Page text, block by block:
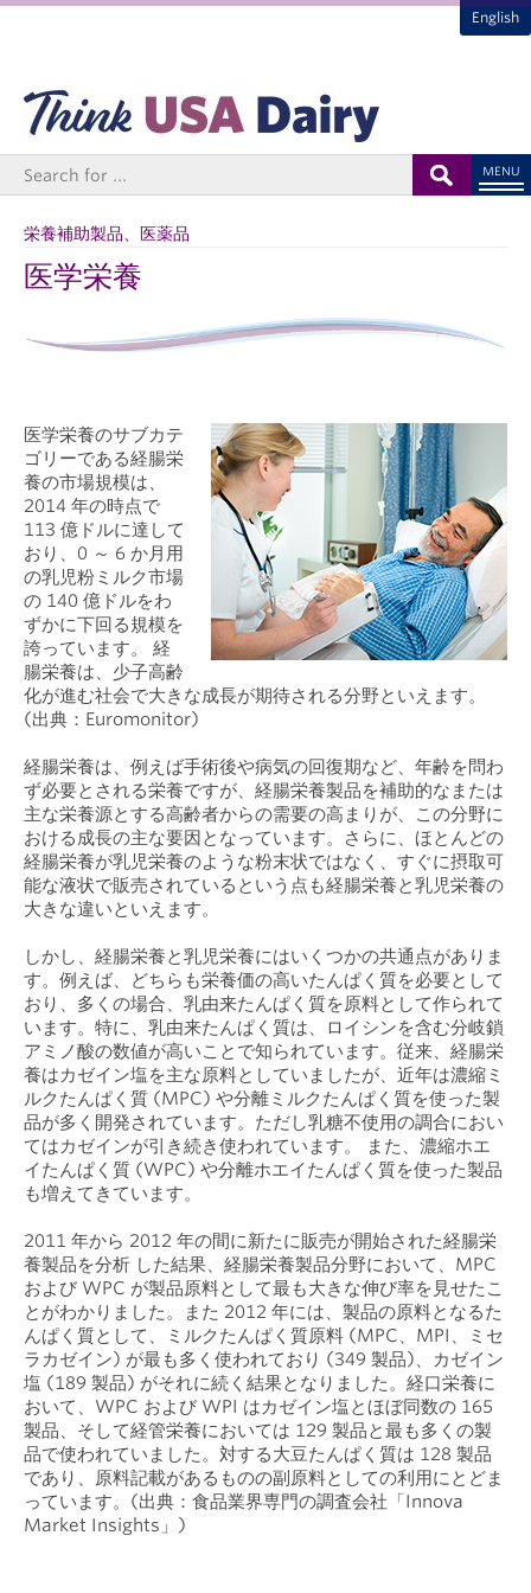
English
MENU
栄養補助製品、医薬品
医学栄養
医学栄養のサブカテ
ゴリーである経腸栄
養の市場規模は、
2014 年の時点で
113 億ドルに達して
おり、0 ～ 6 か月用
の乳児粉ミルク市場
の 140 億ドルをわ
ずかに下回る規模を
誇っています。 経
腸栄養は、少子高齢
化が進む社会で大きな成長が期待される分野といえます。
(出典：Euromonitor)
経腸栄養は、例えば手術後や病気の回復期など、年齢を問わ
ず必要とされる栄養ですが、経腸栄養製品を補助的なまたは
主な栄養源とする高齢者からの需要の高まりが、この分野に
おける成長の主な要因となっています。さらに、ほとんどの
経腸栄養が乳児栄養のような粉末状ではなく、すぐに摂取可
能な液状で販売されているという点も経腸栄養と乳児栄養の
大きな違いといえます。
しかし、経腸栄養と乳児栄養にはいくつかの共通点がありま
す。例えば、どちらも栄養価の高いたんぱく質を必要として
おり、多くの場合、乳由来たんぱく質を原料として作られて
います。特に、乳由来たんぱく質は、ロイシンを含む分岐鎖
アミノ酸の数値が高いことで知られています。従来、経腸栄
養はカゼイン塩を主な原料としていましたが、近年は濃縮ミ
ルクたんぱく質 (MPC) や分離ミルクたんぱく質を使った製
品が多く開発されています。ただし乳糖不使用の調合におい
てはカゼインが引き続き使われています。 また、濃縮ホエ
イたんぱく質 (WPC) や分離ホエイたんぱく質を使った製品
も増えてきています。
2011 年から 2012 年の間に新たに販売が開始された経腸栄
養製品を分析 した結果、経腸栄養製品分野において、MPC
および WPC が製品原料として最も大きな伸び率を見せたこ
とがわかりました。
また 2012 年には、製品の原料となるた
んぱく質として、ミルクたんぱく質原料 (MPC、MPI、ミセ
ラカゼイン) が最も多く使われており (349 製品)、カゼイン
塩 (189 製品) がそれに続く結果となりました。経口栄養に
おいて、WPC および WPI はカゼイン塩とほぼ同数の 165
製品、そして経管栄養においては 129 製品と最も多くの製
品で使われていました。対する大豆たんぱく質は 128 製品
であり、原料記載があるものの副原料としての利用にとどま
っています。(出典：食品業界専門の調査会社「Innova
Market Insights」)